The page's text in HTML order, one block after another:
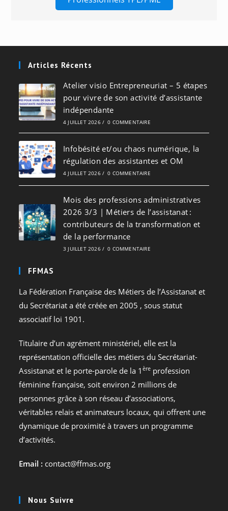
Articles Récents
Atelier visio Entrepreneuriat – 5 étapes
pour vivre de son activité d’assistante
indépendante
4 JUILLET 2026 / 0 COMMENTAIRE
Infobésité et/ou chaos numérique, la
régulation des assistantes et OM
4 JUILLET 2026 / 0 COMMENTAIRE
Mois des professions administratives
2026 3/3 | Métiers de l’assistanat :
contributeurs de la transformation et
de la performance
3 JUILLET 2026 / 0 COMMENTAIRE
FFMAS
La Fédération Française des Métiers de l’Assistanat et
du Secrétariat a été créée en 2005 , sous statut
associatif loi 1901.
Titulaire d’un agrément ministériel, elle est la
représentation officielle des métiers du Secrétariat-
Assistanat et le porte-parole de la 1ère profession
féminine française, soit environ 2 millions de
personnes grâce à son réseau d’associations,
véritables relais et animateurs locaux, qui offrent une
dynamique de proximité à travers un programme
d’activités.
Email : contact@ffmas.org
Nous Suivre